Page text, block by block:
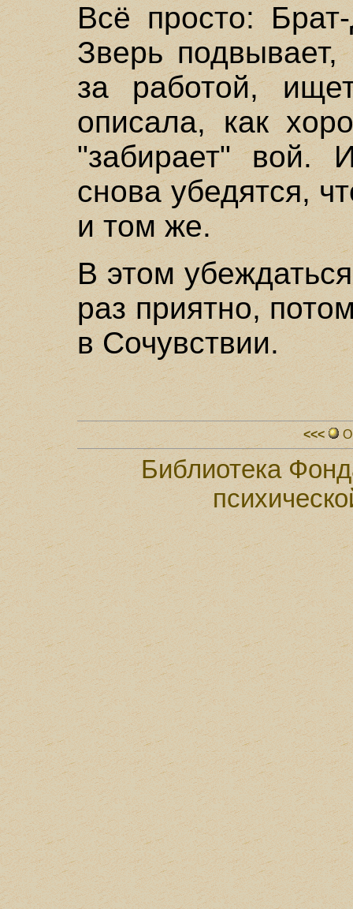
Всё просто:
Зверь
за работой,
описала, как
"забирает" вой.
снова убедятся,
и том же.
В этом
раз приятно,
в Сочувствии.
<<<
Библиотека